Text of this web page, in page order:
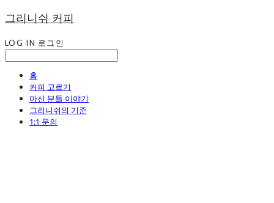
그리니쉬 커피
LOG IN 로그인
홈
커피 고르기
마신 분들 이야기
그리니쉬의 기준
1:1 문의